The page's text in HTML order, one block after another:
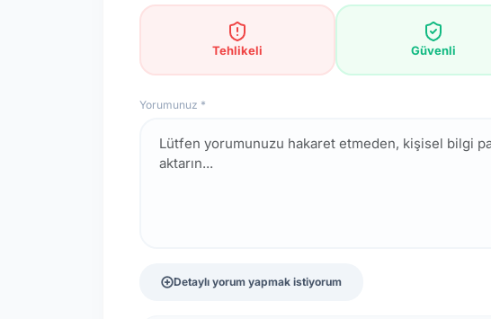
Tehlikeli Güvenli
Yorumunuz *
Detaylı yorum yapmak istiyorum